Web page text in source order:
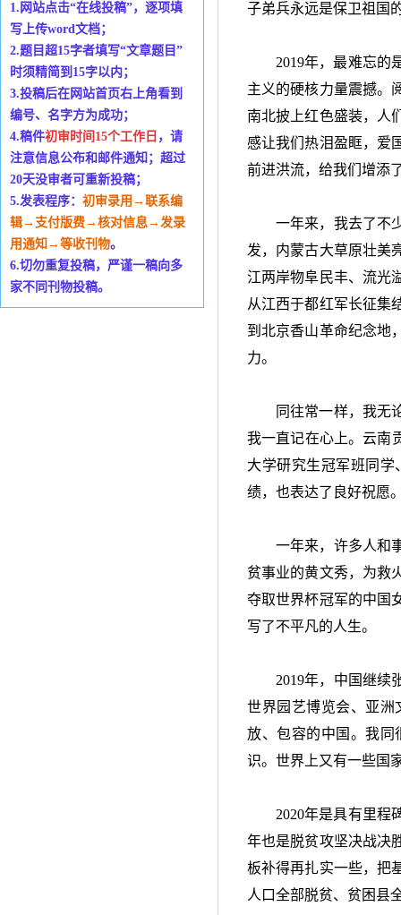
1. 网站点击“在线投稿”，逐项填
写上传word文档；
2.题目超15字者填写“文章题目 ”
时须精简到 15字以内；
3.投稿后在网站首页右上角看到
编号、名字方为成功；
4.稿件初审时间 15个工作日 ，请
注意信息公布和邮件通知；超过
20天没审者可重新投稿；
5.发表程序： 初审录用→联系编
辑→支付版费→核对信息→发录
用通知→等收刊物。
6.切勿重复投稿，严谨一稿向多
家不同刊物投稿。
子弟兵永远是保卫祖国
2019年，最难忘的
主义的硬核力量震撼。
南北披上红色盛装，人
感让我们热泪盈眶，爱
前进洪流，给我们增添
一年来，我去了不
发，内蒙古大草原壮美
江两岸物阜民丰、流光
从江西于都红军长征集
到北京香山革命纪念地
力。
同往常一样，我无
我一直记在心上。云南
大学研究生冠军班同
绩，也表达了良好祝愿
一年来，许多人和
贫事业的黄文秀，为救
夺取世界杯冠军的中国
写了不平凡的人生。
2019年，中国继续
世界园艺博览会、亚洲
放、包容的中国。我同
识。世界上又有一些国
2020年是具有里程
年也是脱贫攻坚决战决
板补得再扎实一些，把
人口全部脱贫、贫困县